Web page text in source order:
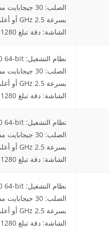
الشاشة: دقة تبلغ 1280 × 1024 (يوصى بـ 1920 × 1080 أو أعلى)
الشاشة: دقة تبلغ 1280 × 1024 (يوصى بـ 1920 × 1080 أو أعلى)
الشاشة: دقة تبلغ 1280 × 1024 (يوصى بـ 1920 × 1080 أو أعلى)
الشاشة: دقة تبلغ 1280 × 1024 (يوصى بـ 1920 × 1080 أو أعلى)